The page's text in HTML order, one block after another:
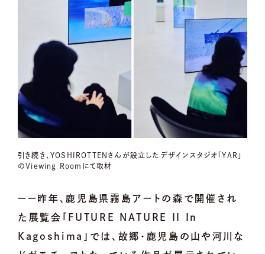
引き続き、YOSHIROTTENさんが設立したデザインスタジオ「YAR」
のViewing Roomにて取材
ーー昨年、鹿児島県霧島アートの森で開催され
た展覧会「FUTURE NATURE II In
Kagoshima」では、故郷・鹿児島の山や河川な